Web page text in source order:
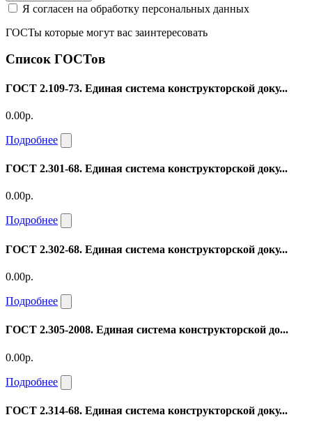
Я согласен на обработку персональных данных
ГОСТы которые могут вас заинтересовать
Список ГОСТов
ГОСТ 2.109-73. Единая система конструкторской доку...
0.00р.
Подробнее
ГОСТ 2.301-68. Единая система конструкторской доку...
0.00р.
Подробнее
ГОСТ 2.302-68. Единая система конструкторской доку...
0.00р.
Подробнее
ГОСТ 2.305-2008. Единая система конструкторской до...
0.00р.
Подробнее
ГОСТ 2.314-68. Единая система конструкторской доку...